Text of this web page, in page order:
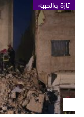
تازة والجهة